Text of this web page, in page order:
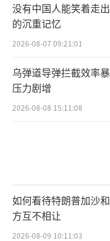
没有中国人能笑着走
的沉重记忆
2026-08-07 09:21:01
乌弹道导弹拦截效率
压力剧增
2026-08-08 15:11:08
如何看待特朗普加沙
方互不相让
2026-08-09 10:11:03